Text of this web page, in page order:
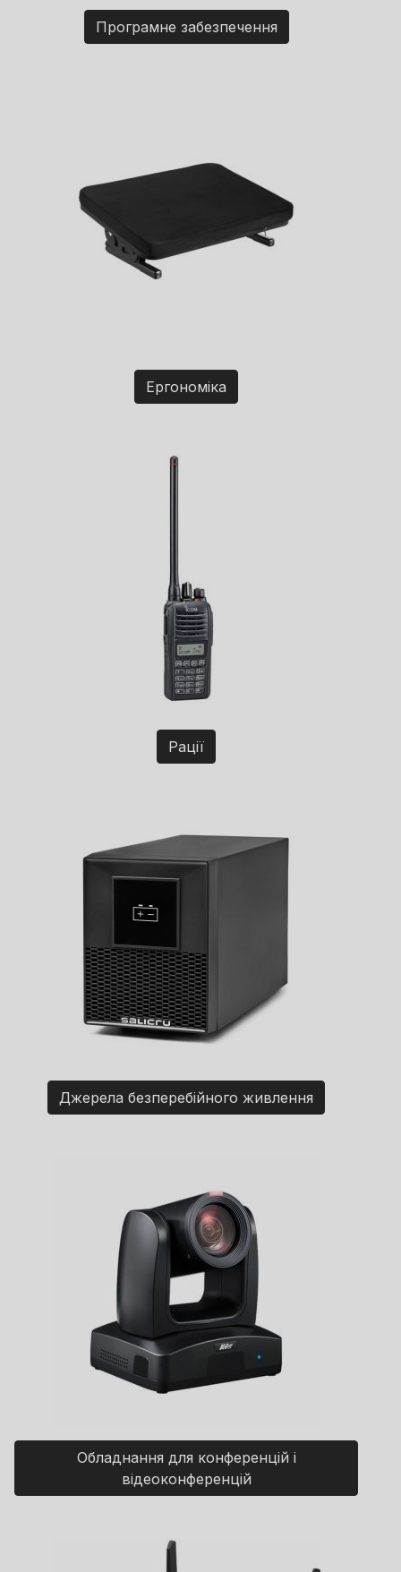
Програмне забезпечення
Ергономіка
Рації
Джерела безперебійного живлення
Обладнання для конференцій і
відеоконференцій